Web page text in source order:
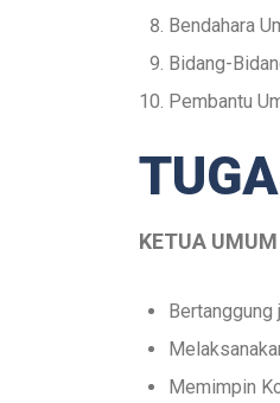
Bendahara
Bidang-
Pembantu
KETUA UMUM
Bertanggung
Memimpin